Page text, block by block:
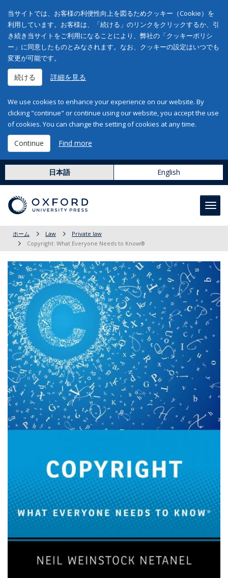
当サイトでは、お客様の利便性向上を図るためクッキー（Cookie）を
利用しています。お客様は、「続ける」のリンクをクリックするか、引
き続き当サイトをご利用になることにより、弊社の「クッキーポリシ
ー」に同意したものとみなされます。なお、クッキーの設定はいつでも
変更が可能です。
続ける 詳細を見る
We use cookies to enhance your experience on our website. By
clicking "continue" or continue using our website, you accept the use
of cookies. You can change the setting of cookies at any time.
Continue Find more
日本語 English
ホーム Law
Private law
Copyright: What Everyone Needs to Know®